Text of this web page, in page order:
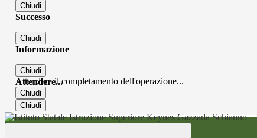
Chiudi
Successo
Chiudi
Informazione
Chiudi
Attendere...
Attendere il completamento dell'operazione...
Chiudi
Chiudi